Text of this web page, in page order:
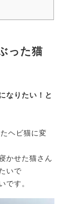
った猫
なりたい！と
ヘビ猫に変
かせた猫さん
いで
です。